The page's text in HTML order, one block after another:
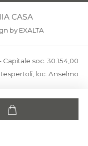
CASA
by EXALTA
soc. 30.154,00
loc. Anselmo
FI-227733 - PEC: